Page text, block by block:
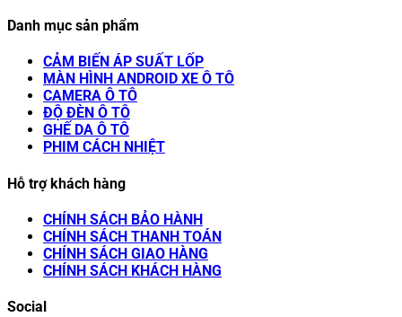
Danh mục sản phẩm
CẢM BIẾN ÁP SUẤT LỐP
MÀN HÌNH ANDROID XE Ô TÔ
CAMERA Ô TÔ
ĐỘ ĐÈN Ô TÔ
GHẾ DA Ô TÔ
PHIM CÁCH NHIỆT
Hỗ trợ khách hàng
CHÍNH SÁCH BẢO HÀNH
CHÍNH SÁCH THANH TOÁN
CHÍNH SÁCH GIAO HÀNG
CHÍNH SÁCH KHÁCH HÀNG
Social